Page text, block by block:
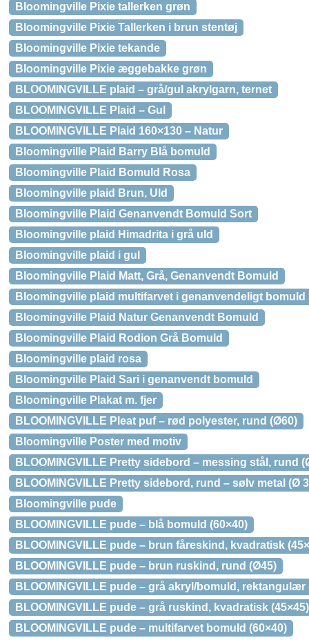
Bloomingville Pixie tallerken grøn
Bloomingville Pixie Tallerken i brun stentøj
Bloomingville Pixie tekande
Bloomingville Pixie æggebakke grøn
BLOOMINGVILLE plaid – grå/gul akrylgarn, ternet
BLOOMINGVILLE Plaid – Gul
BLOOMINGVILLE Plaid 160×130 – Natur
Bloomingville Plaid Barry Blå bomuld
Bloomingville Plaid Bomuld Rosa
Bloomingville plaid Brun, Uld
Bloomingville Plaid Genanvendt Bomuld Sort
Bloomingville plaid Himadrita i grå uld
Bloomingville plaid i gul
Bloomingville Plaid Matt, Grå, Genanvendt Bomuld
Bloomingville plaid multifarvet i genanvendeligt bomuld
Bloomingville Plaid Natur Genanvendt Bomuld
Bloomingville Plaid Rodion Grå Bomuld
Bloomingville plaid rosa
Bloomingville Plaid Sari i genanvendt bomuld
Bloomingville Plakat m. fjer
BLOOMINGVILLE Pleat puf – rød polyester, rund (Ø60)
Bloomingville Poster med motiv
BLOOMINGVILLE Pretty sidebord – messing stål, rund
BLOOMINGVILLE Pretty sidebord, rund – sølv metal (Ø
Bloomingville pude
BLOOMINGVILLE pude – blå bomuld (60×40)
BLOOMINGVILLE pude – brun fåreskind, kvadratisk
BLOOMINGVILLE pude – brun ruskind, rund (Ø45)
BLOOMINGVILLE pude – grå akryl/bomuld, rektangulær
BLOOMINGVILLE pude – grå ruskind, kvadratisk (45×45)
BLOOMINGVILLE pude – multifarvet bomuld (60×40)